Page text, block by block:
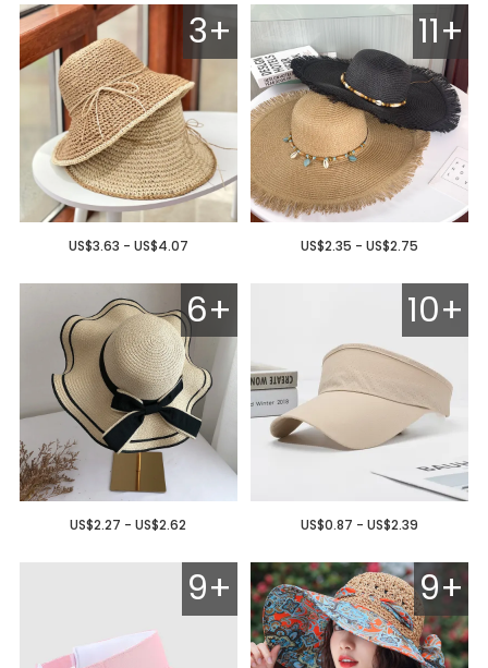
3+
US$3.63 - US$4.07
11+
US$2.35 - US$2.75
6+
US$2.27 - US$2.62
10+
US$0.87 - US$2.39
9+ 9+